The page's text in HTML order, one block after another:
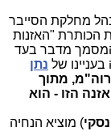
מחלקת הסייבר
הכותרת "האזנות
מדבר בעד
של נתן
מתוך
הזו - הוא
) מוציא הנחיה